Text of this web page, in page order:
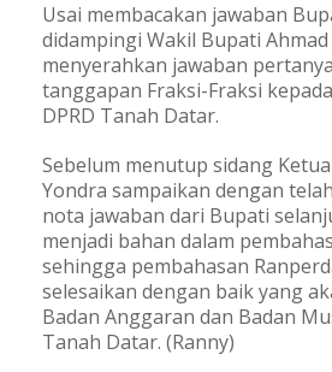
Usai membacakan jawaban
didampingi Wakil Bupati Ahmad
menyerahkan jawaban
tanggapan Fraksi-Fraksi
DPRD Tanah Datar.
Sebelum menutup sidang
Yondra sampaikan dengan
nota jawaban dari Bupati
menjadi bahan dalam
sehingga pembahasan
selesaikan dengan baik yang
Badan Anggaran dan Badan
Tanah Datar. (Ranny)